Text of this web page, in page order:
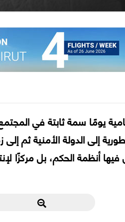
يومًا سمة ثابتة في
إلى الدولة الأمنية ثم
أنظمة الحكم، بل مركزًا